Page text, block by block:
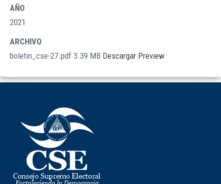
AÑO
2021
ARCHIVO
boletin_cse-27.pdf 3.39 MB Descargar Preview